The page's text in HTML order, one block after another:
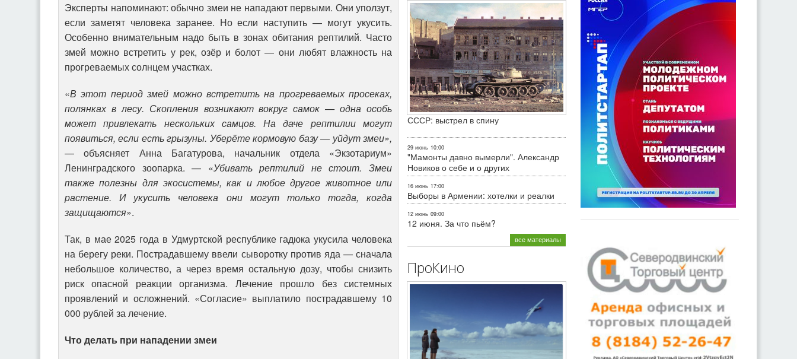
Эксперты напоминают: обычно змеи не нападают первыми. Они уползут,
если заметят человека заранее. Но если наступить — могут укусить.
Особенно внимательным надо быть в зонах обитания рептилий. Часто
змей можно встретить у рек, озёр и болот — они любят влажность на
прогреваемых солнцем участках.
«В этот период змей можно встретить на прогреваемых просеках,
полянках в лесу. Скопления возникают вокруг самок — одна особь
может привлекать нескольких самцов. На даче рептилии могут
появиться, если есть грызуны. Уберёте кормовую базу — уйдут змеи»,
— объясняет Анна Багатурова, начальник отдела «Экзотариум»
Ленинградского зоопарка. — «Убивать рептилий не стоит. Змеи
также полезны для экосистемы, как и любое другое животное или
растение. И укусить человека они могут только тогда, когда
защищаются».
Так, в мае 2025 года в Удмуртской республике гадюка укусила человека
на берегу реки. Пострадавшему ввели сыворотку против яда — сначала
небольшое количество, а через время остальную дозу, чтобы снизить
риск опасной реакции организма. Лечение прошло без системных
проявлений и осложнений. «Согласие» выплатило пострадавшему 10
000 рублей за лечение.
Что делать при нападении змеи
СССР: выстрел в спину
29 июнь 10:00
"Мамонты давно вымерли". Александр
Новиков о себе и о других
16 июнь 17:00
Выборы в Армении: хотелки и реалки
12 июнь 09:00
12 июня. За что пьём?
все материалы
ПроКино